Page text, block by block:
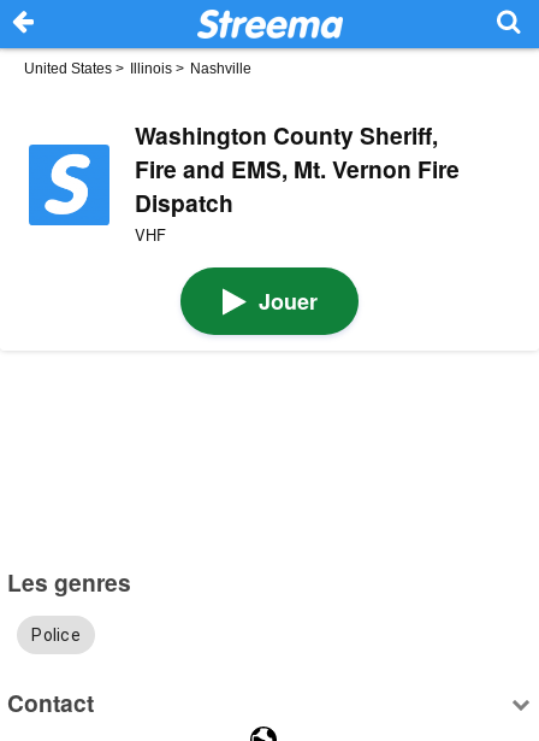
United States > Illinois > Nashville
Washington County Sheriff,
Fire and EMS, Mt. Vernon Fire
Dispatch
VHF
Jouer
Les genres
Police
Contact